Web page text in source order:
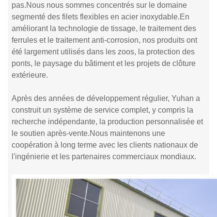
pas.Nous nous sommes concentrés sur le domaine
segmenté des filets flexibles en acier inoxydable.En
améliorant la technologie de tissage, le traitement des
ferrules et le traitement anti-corrosion, nos produits ont
été largement utilisés dans les zoos, la protection des
ponts, le paysage du bâtiment et les projets de clôture
extérieure.
Après des années de développement régulier, Yuhan a
construit un système de service complet, y compris la
recherche indépendante, la production personnalisée et
le soutien après-vente.Nous maintenons une
coopération à long terme avec les clients nationaux de
l'ingénierie et les partenaires commerciaux mondiaux.